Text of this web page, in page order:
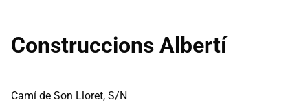
Construccions Albertí
Camí de Son Lloret, S/N